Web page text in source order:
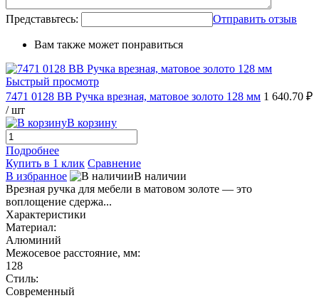
Представьтесь: Отправить отзыв
Вам также может понравиться
Быстрый просмотр
7471 0128 BB Ручка врезная, матовое золото 128 мм 1 640.70 ₽
/ шт
В корзину
Подробнее
Купить в 1 клик Сравнение
В избранное
В наличии
Врезная ручка для мебели в матовом золоте — это
воплощение сдержа...
Характеристики
Материал:
Алюминий
Межосевое расстояние, мм:
128
Стиль:
Современный